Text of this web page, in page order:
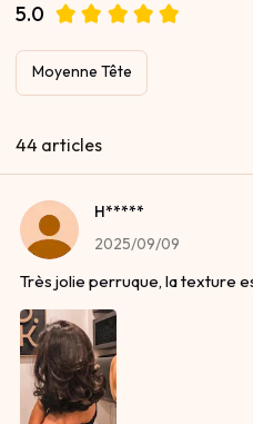
5.0
Moyenne Tête
44 articles
H*****
2025/09/09
Très jolie perruque, la texture